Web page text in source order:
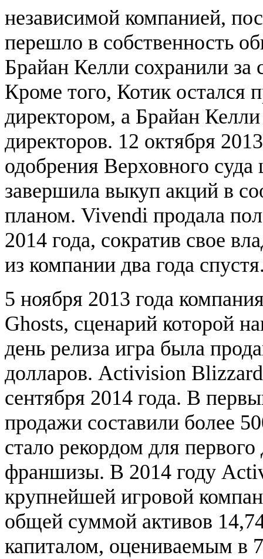
независимой компанией,
перешло в собственность
Брайан Келли сохранили
Кроме того, Котик остался
директором, а Брайан Келли
директоров. 12 октября
одобрения Верховного
завершила выкуп акций в
планом. Vivendi продала
2014 года, сократив свое
из компании два года
5 ноября 2013 года
Ghosts, сценарий которой
день релиза игра была
долларов. Activision
сентября 2014 года. В
продажи составили более
стало рекордом для
франшизы. В 2014 году
крупнейшей игровой
общей суммой активов
капиталом, оцениваемым